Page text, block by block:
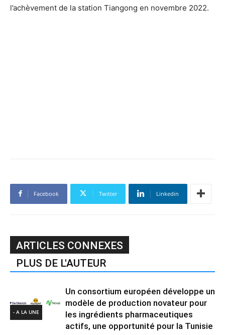
l’achèvement de la station Tiangong en novembre 2022.
Facebook Twitter Linkedin
ARTICLES CONNEXES
PLUS DE L'AUTEUR
- A LA UNE
Un consortium européen développe un
modèle de production novateur pour
les ingrédients pharmaceutiques
actifs, une opportunité pour la Tunisie